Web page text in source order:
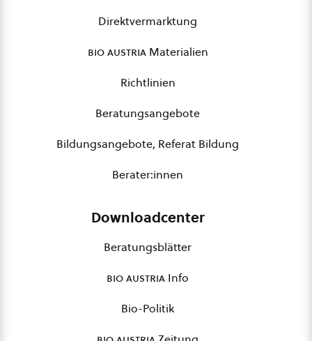
Direktvermarktung
bio austriaMaterialien
Richtlinien
Beratungsangebote
Bildungsangebote, Referat Bildung
Berater:innen
Downloadcenter
Beratungsblätter
bio austria Info
Bio-Politik